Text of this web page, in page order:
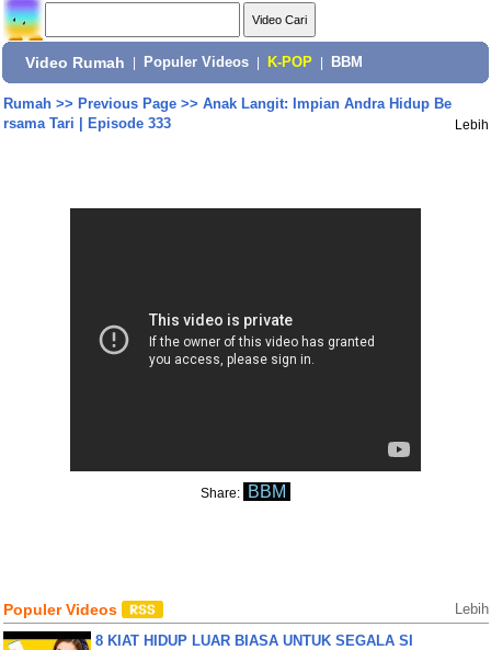
Video Rumah Populer Videos K-POP BBM
Rumah>> Previous Page>> Anak Langit: Impian Andra Hidup Be
rsama Tari | Episode 333
Lebih
Share: BBM
Populer Videos Lebih
8 KIAT HIDUP LUAR BIASA UNTUK SEGALA SI